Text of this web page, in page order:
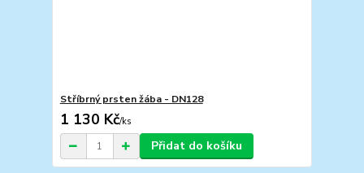
Stříbrný prsten žába - DN128
1 130 Kč/ks
Přidat do košíku